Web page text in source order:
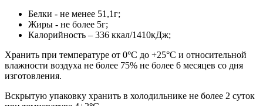
Белки - не менее 51,1г;
Жиры - не более 5г;
Калорийность – 336 ккал/1410кДж;
Хранить при температуре от 0°С до +25°С и относительной
влажности воздуха не более 75% не более 6 месяцев со дня
изготовления.
Вскрытую упаковку хранить в холодильнике не более 2 суток